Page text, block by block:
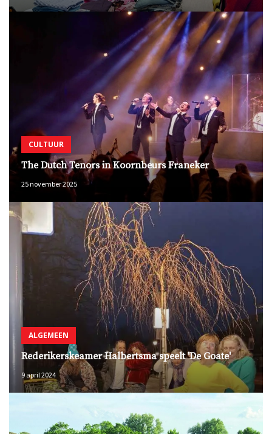
CULTUUR
The Dutch Tenors in Koornbeurs Franeker
25 november 2025
ALGEMEEN
Rederikerskeamer Halbertsma speelt 'De Goate'
9 april 2024